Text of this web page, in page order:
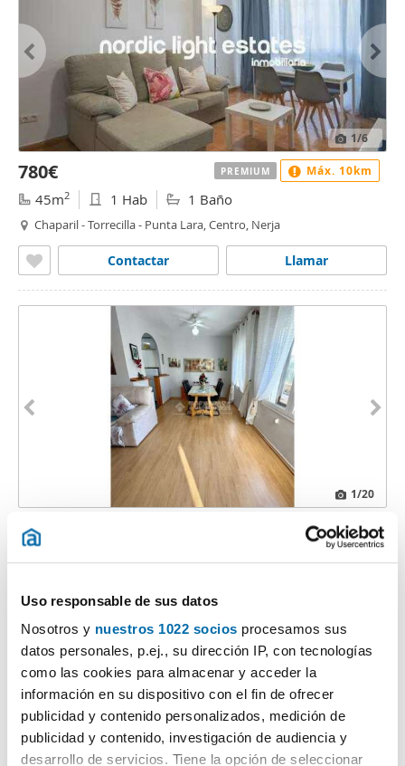
Uso responsable de sus datos
Nosotros y nuestros 1022 socios procesamos sus
datos personales, p.ej., su dirección IP, con tecnologías
como las cookies para almacenar y acceder la
información en su dispositivo con el fin de ofrecer
publicidad y contenido personalizados, medición de
publicidad y contenido, investigación de audiencia y
desarrollo de servicios. Tiene la opción de seleccionar
1/6
780€
45m2 1 Hab 1 Baño
Chaparil - Torrecilla - Punta Lara, Centro, Nerja
Llamar
Contactar
PREMIUM Máx. 10km
1/20
900€ Máx. 10km